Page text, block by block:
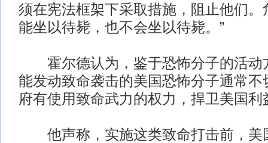
须在宪法框架下采取措施，阻止他们。
能坐以待毙，也不会坐以待毙。”
霍尔德认为，鉴于恐怖分子的活动
能发动致命袭击的美国恐怖分子通常不
府有使用致命武力的权力，捍卫美国利
他声称，实施这类致命打击前，美